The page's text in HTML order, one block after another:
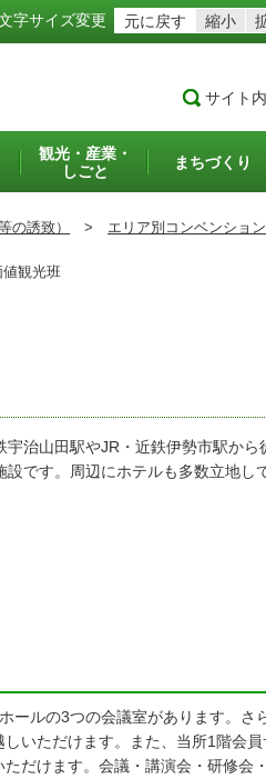
字サイズ変更 元に戻す 縮小
サイト
観光・産業・
しごと
まちづくり
の誘致） > エリア別コンベンショ
値観光班
宇治山田駅やJR・近鉄伊勢市駅か
設です。周辺にホテルも多数立地し
ールの3つの会議室があります。さ
いただけます。また、当所1階会
だけます。会議・講演会・研修会